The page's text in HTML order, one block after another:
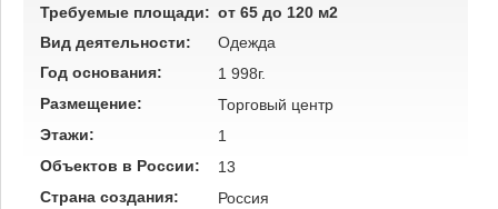
Требуемые площади: от 65 до 120 м2
Вид деятельности:
Одежда
Год основания:
1 998г.
Размещение:
Торговый центр
Этажи:
1
Объектов в России:
13
Страна создания:
Россия